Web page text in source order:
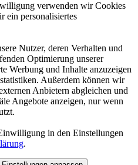
verwenden wir Cookies
ein personalisiertes
Nutzer, deren Verhalten und
Optimierung unserer
Werbung und Inhalte anzuzeigen
Außerdem können wir
Anbietern abgleichen und
Angebote anzeigen, nur wenn
in den Einstellungen
.